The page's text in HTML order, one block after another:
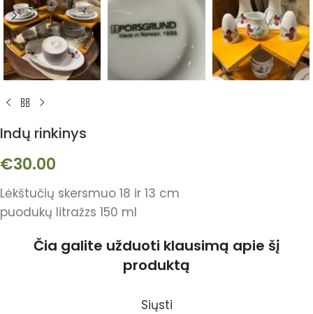
Indų rinkinys
€30.00
Lėkštučių skersmuo 18 ir 13 cm
puodukų litražzs 150 ml
Čia galite užduoti klausimą apie šį
produktą
Siųsti